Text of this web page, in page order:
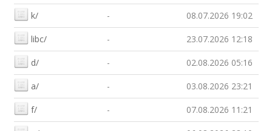
k/ - 08.07.2026 19:02
libc/ - 23.07.2026 12:18
d/ - 02.08.2026 05:16
a/ - 03.08.2026 23:21
f/ - 07.08.2026 11:21